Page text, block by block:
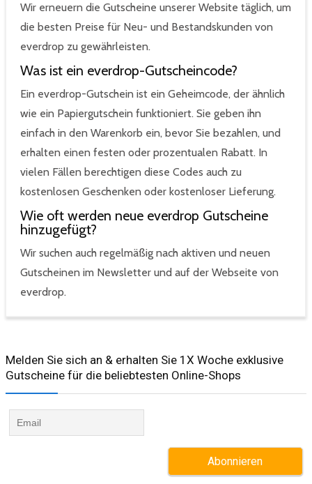
Wir erneuern die Gutscheine unserer Website täglich, um
die besten Preise für Neu- und Bestandskunden von
everdrop zu gewährleisten.
Was ist ein everdrop-Gutscheincode?
Ein everdrop-Gutschein ist ein Geheimcode, der ähnlich
wie ein Papiergutschein funktioniert. Sie geben ihn
einfach in den Warenkorb ein, bevor Sie bezahlen, und
erhalten einen festen oder prozentualen Rabatt. In
vielen Fällen berechtigen diese Codes auch zu
kostenlosen Geschenken oder kostenloser Lieferung.
Wie oft werden neue everdrop Gutscheine
hinzugefügt?
Wir suchen auch regelmäßig nach aktiven und neuen
Gutscheinen im Newsletter und auf der Webseite von
everdrop.
Melden Sie sich an & erhalten Sie 1X Woche exklusive
Gutscheine für die beliebtesten Online-Shops​